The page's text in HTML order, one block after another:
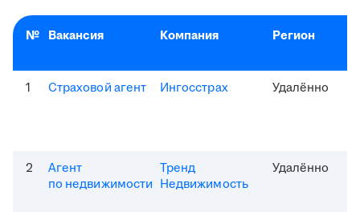
№ Вакансия Компания Регион
1 Страховой агент Ингосстрах Удалённо
2
Агент
по недвижимости
Тренд
Недвижимость
Удалённо